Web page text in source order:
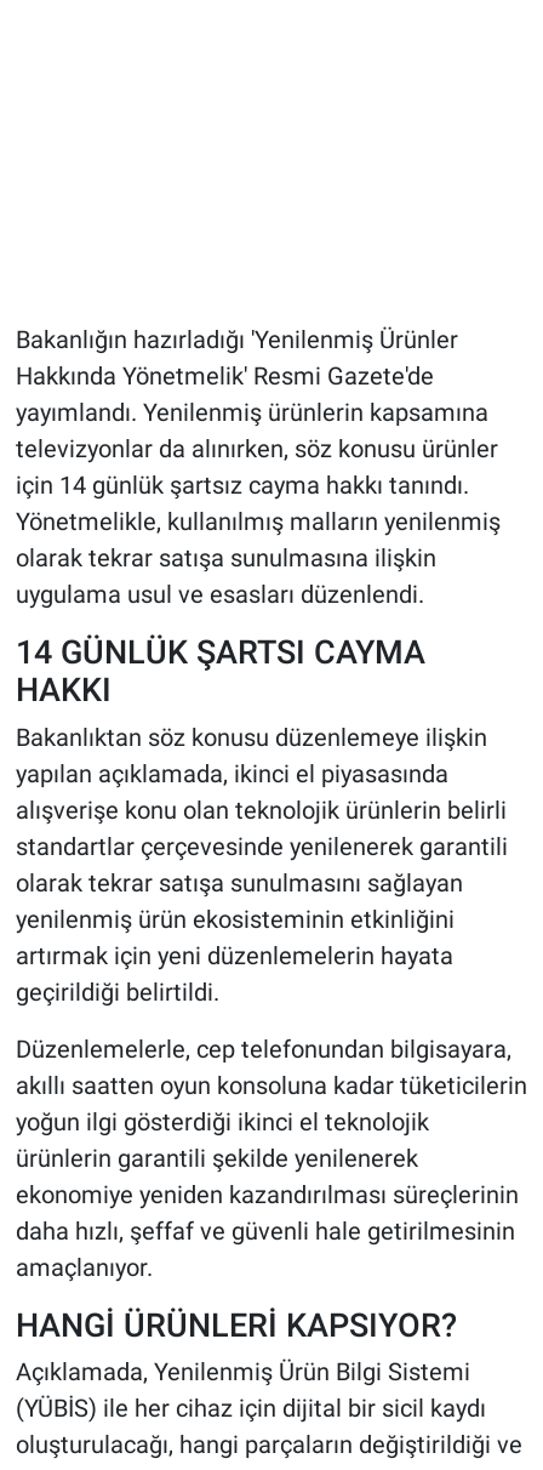
Bakanlığın hazırladığı 'Yenilenmiş Ürünler
Hakkında Yönetmelik' Resmi Gazete'de
yayımlandı. Yenilenmiş ürünlerin kapsamına
televizyonlar da alınırken, söz konusu ürünler
için 14 günlük şartsız cayma hakkı tanındı.
Yönetmelikle, kullanılmış malların yenilenmiş
olarak tekrar satışa sunulmasına ilişkin
uygulama usul ve esasları düzenlendi.
14 GÜNLÜK ŞARTSI CAYMA
HAKKI
Bakanlıktan söz konusu düzenlemeye ilişkin
yapılan açıklamada, ikinci el piyasasında
alışverişe konu olan teknolojik ürünlerin belirli
standartlar çerçevesinde yenilenerek garantili
olarak tekrar satışa sunulmasını sağlayan
yenilenmiş ürün ekosisteminin etkinliğini
artırmak için yeni düzenlemelerin hayata
geçirildiği belirtildi.
Düzenlemelerle, cep telefonundan bilgisayara,
akıllı saatten oyun konsoluna kadar tüketicilerin
yoğun ilgi gösterdiği ikinci el teknolojik
ürünlerin garantili şekilde yenilenerek
ekonomiye yeniden kazandırılması süreçlerinin
daha hızlı, şeffaf ve güvenli hale getirilmesinin
amaçlanıyor.
HANGİ ÜRÜNLERİ KAPSIYOR?
Açıklamada, Yenilenmiş Ürün Bilgi Sistemi
(YÜBİS) ile her cihaz için dijital bir sicil kaydı
oluşturulacağı, hangi parçaların değiştirildiği ve